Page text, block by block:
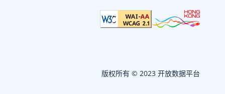
版权所有 © 2023 开放数据平台